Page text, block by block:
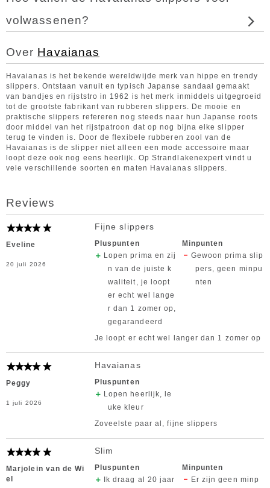
volwassenen?
Over Havaianas
Havaianas is het bekende wereldwijde merk van hippe en trendy
slippers. Ontstaan vanuit en typisch Japanse sandaal gemaakt
van bandjes en rijststro in 1962 is het merk inmiddels uitgegroeid
tot de grootste fabrikant van rubberen slippers. De mooie en
praktische slippers refereren nog steeds naar hun Japanse roots
door middel van het rijstpatroon dat op nog bijna elke slipper
terug te vinden is. Door de flexibele rubberen zool van de
Havaianas is de slipper niet alleen een mode accessoire maar
loopt deze ook nog eens heerlijk. Op Strandlakenexpert vindt u
vele verschillende soorten en maten Havaianas slippers.
Reviews
Eveline
20 juli 2026
Fijne slippers
Pluspunten
Lopen prima en zij
n van de juiste k
waliteit, je loopt
er echt wel lange
r dan 1 zomer op,
gegarandeerd
Minpunten
Gewoon prima slip
pers, geen minpu
nten
Je loopt er echt wel langer dan 1 zomer op
Peggy
1 juli 2026
Havaianas
Pluspunten
Lopen heerlijk, le
uke kleur
Zoveelste paar al, fijne slippers
Marjolein van de Wi
el
Slim
Pluspunten
Ik draag al 20 jaar
Minpunten
Er zijn geen minp